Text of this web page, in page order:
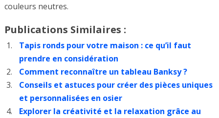
couleurs neutres.
Publications Similaires :
Tapis ronds pour votre maison : ce qu’il faut
prendre en considération
Comment reconnaître un tableau Banksy ?
Conseils et astuces pour créer des pièces uniques
et personnalisées en osier
Explorer la créativité et la relaxation grâce au